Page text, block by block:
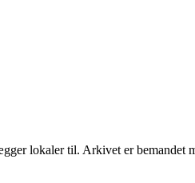
lokaler til. Arkivet er